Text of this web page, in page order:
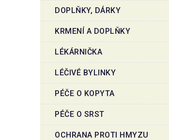
DOPLŇKY, DÁRKY
KRMENÍ A DOPLŇKY
LÉKÁRNIČKA
LÉČIVÉ BYLINKY
PÉČE O KOPYTA
PÉČE O SRST
OCHRANA PROTI HMYZU